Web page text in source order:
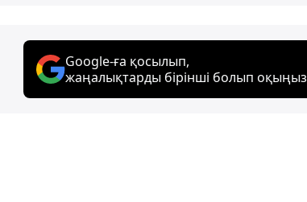
Google-ға қосылып,
жаңалықтарды бірінші болып оқыңыз